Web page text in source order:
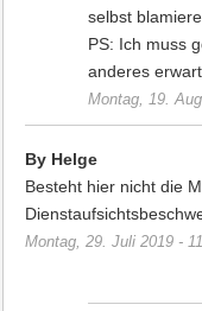
selbst
PS: Ich muss
anderes
Montag, 19.
By Helge
Besteht hier nicht die
Montag, 29. Juli 2019 -